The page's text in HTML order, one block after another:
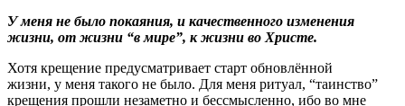
У меня не было покаяния, и качественного изменения
жизни, от жизни “в мире”, к жизни во Христе.
Хотя крещение предусматривает старт обновлённой
жизни, у меня такого не было. Для меня ритуал, “таинство”
крещения прошли незаметно и бессмысленно, ибо во мне